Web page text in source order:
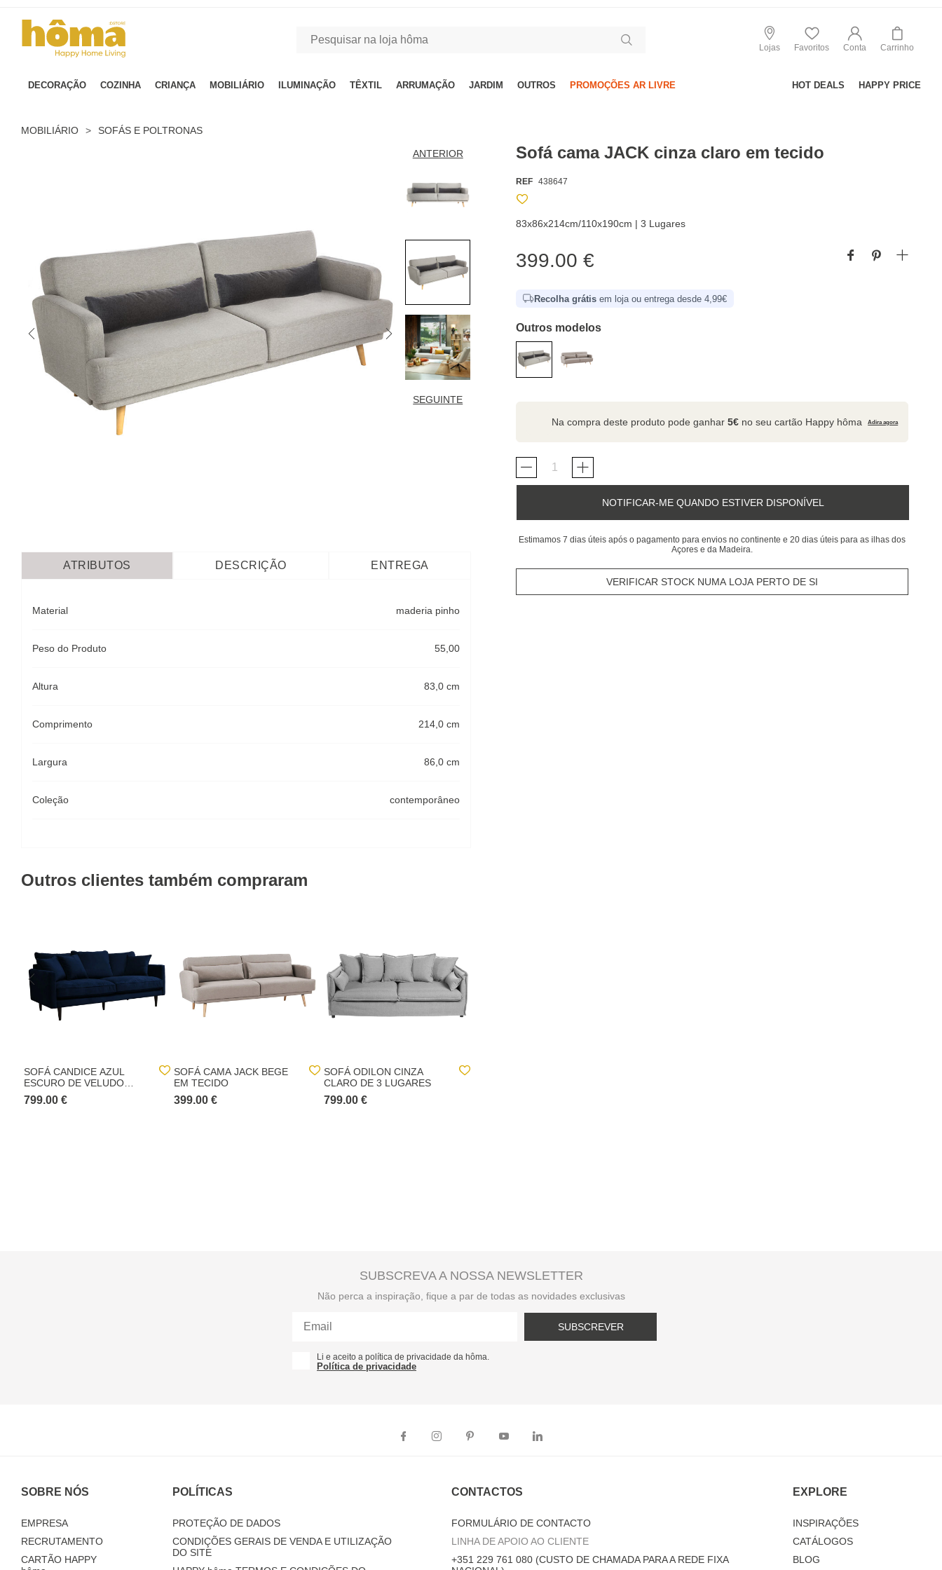
Lojas Favoritos Conta Carrinho
DECORAÇÃO COZINHA CRIANÇA MOBILIÁRIO ILUMINAÇÃO TÊXTIL ARRUMAÇÃO JARDIM OUTROS PROMOÇÕES AR LIVRE HOT DEALS HAPPY PRICE
MOBILIÁRIO > SOFÁS E POLTRONAS
ANTERIOR
SEGUINTE
Sofá cama JACK cinza claro em tecido
REF 438647
83x86x214cm/110x190cm | 3 Lugares
399.00 €
Recolha grátis em loja ou entrega desde 4,99€
Outros modelos
Na compra deste produto pode ganhar5€ no seu cartão Happy hôma Adira agora
NOTIFICAR-ME QUANDO ESTIVER DISPONÍVEL
Estimamos 7 dias úteis após o pagamento para envios no continente e 20 dias úteis para as ilhas dos
Açores e da Madeira.
VERIFICAR STOCK NUMA LOJA PERTO DE SI
ATRIBUTOS DESCRIÇÃO ENTREGA
Material maderia pinho
Peso do Produto 55,00
Altura 83,0 cm
Comprimento 214,0 cm
Largura 86,0 cm
Coleção contemporâneo
Outros clientes também compraram
SOFÁ CANDICE AZUL
ESCURO DE VELUDO
194CM
799.00 €
SOFÁ CAMA JACK BEGE
EM TECIDO
399.00 €
SOFÁ ODILON CINZA
CLARO DE 3 LUGARES
799.00 €
SUBSCREVA A NOSSA NEWSLETTER
Não perca a inspiração, fique a par de todas as novidades exclusivas
SUBSCREVER
Li e aceito a política de privacidade da hôma.
Política de privacidade
SOBRE NÓS
EMPRESA
RECRUTAMENTO
CARTÃO HAPPY
POLÍTICAS
PROTEÇÃO DE DADOS
CONDIÇÕES GERAIS DE VENDA E UTILIZAÇÃO
DO SITE
CONTACTOS
FORMULÁRIO DE CONTACTO
LINHA DE APOIO AO CLIENTE
+351 229 761 080 (CUSTO DE CHAMADA PARA A REDE FIXA
EXPLORE
INSPIRAÇÕES
CATÁLOGOS
BLOG